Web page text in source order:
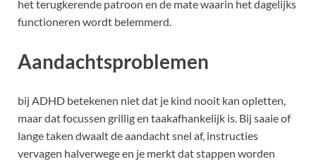
het terugkerende patroon en de mate waarin het dagelijks
functioneren wordt belemmerd.
Aandachtsproblemen
bij ADHD betekenen niet dat je kind nooit kan opletten,
maar dat focussen grillig en taakafhankelijk is. Bij saaie of
lange taken dwaalt de aandacht snel af, instructies
vervagen halverwege en je merkt dat stappen worden